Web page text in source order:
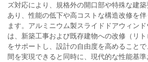
ズ対応により、規格外の開口部や特殊な建
あり、性能の低下や高コストな構造改修を
ます。アルミニウム製スライドドアウィン
は、新築工事および既存建物への改修（リ
をサポートし、設計の自由度を高めること
間を実現できると同時に、現代的な性能基